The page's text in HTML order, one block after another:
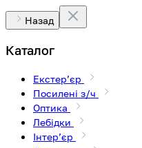
Назад
Каталог
Екстерʼєр
Посилені з/ч
Оптика
Лебідки
Інтерʼєр